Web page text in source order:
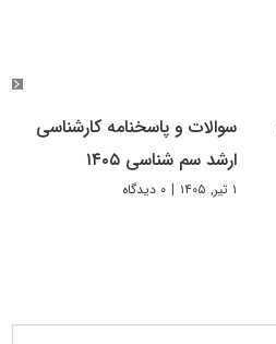
سوالات و پاسخنامه کارشناسی
ارشد سم شناسی ۱۴۰۵
۱ تیر, ۱۴۰۵ | ۰ دیدگاه